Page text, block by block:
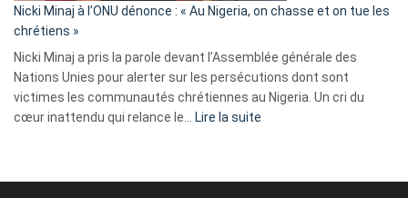
parle
ses
tripes »
Nicki Minaj à l’ONU dénonce : « Au Nigeria, on chasse et on tue les
chrétiens »
Nicki Minaj a pris la parole devant l’Assemblée générale des
Nations Unies pour alerter sur les persécutions dont sont
victimes les communautés chrétiennes au Nigeria. Un cri du
cœur inattendu qui relance le…
Lire la suite